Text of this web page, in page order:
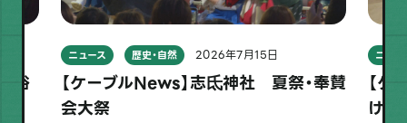
俗
ニュース 歴史・自然 2026年7月15日
【ケーブルNews】志氐神社 夏祭・奉賛
会大祭
ニュー
【
け